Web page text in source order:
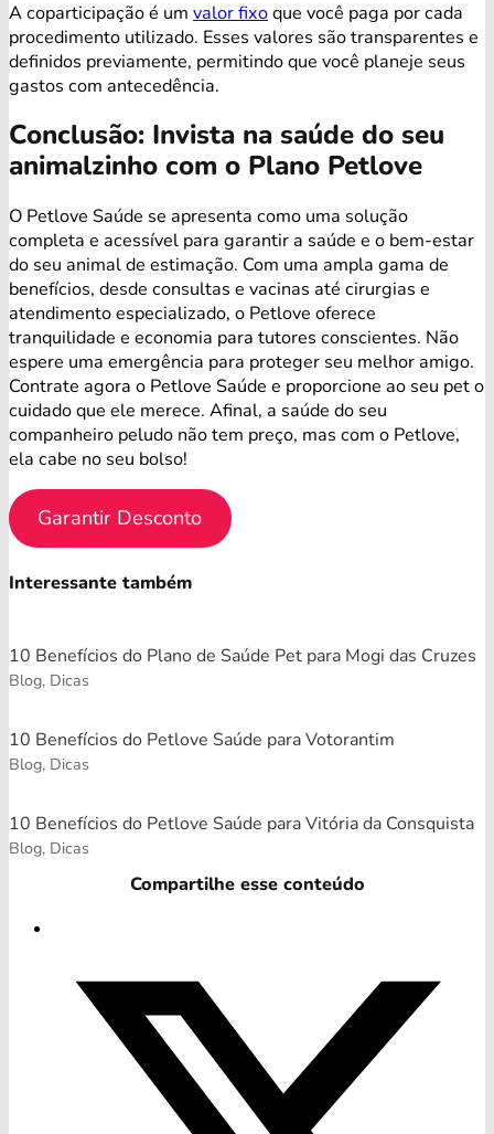
A coparticipação é um valor fixoque você paga por cada
procedimento utilizado. Esses valores são transparentes e
definidos previamente, permitindo que você planeje seus
gastos com antecedência.
Conclusão: Invista na saúde do seu
animalzinho com o Plano Petlove
O Petlove Saúde se apresenta como uma solução
completa e acessível para garantir a saúde e o bem-estar
do seu animal de estimação. Com uma ampla gama de
benefícios, desde consultas e vacinas até cirurgias e
atendimento especializado, o Petlove oferece
tranquilidade e economia para tutores conscientes. Não
espere uma emergência para proteger seu melhor amigo.
Contrate agora o Petlove Saúde e proporcione ao seu pet o
cuidado que ele merece. Afinal, a saúde do seu
companheiro peludo não tem preço, mas com o Petlove,
ela cabe no seu bolso!
Garantir Desconto
Interessante também
10 Benefícios do Plano de Saúde Pet para Mogi das Cruzes
Blog, Dicas
10 Benefícios do Petlove Saúde para Votorantim
Blog, Dicas
10 Benefícios do Petlove Saúde para Vitória da Consquista
Blog, Dicas
Compartilhe esse conteúdo